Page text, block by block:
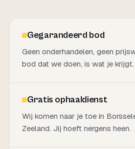
Gegarandeerd bod
Geen onderhandelen, geen
bod dat we doen, is wat je krijgt.
Gratis ophaaldienst
Wij komen naar je toe in
Zeeland. Jij hoeft nergens heen.